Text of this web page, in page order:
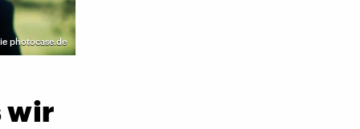
photocase.de
wir